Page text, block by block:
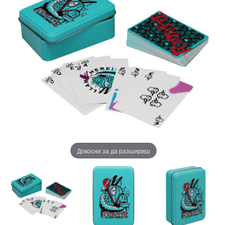
Докосни за да разшириш